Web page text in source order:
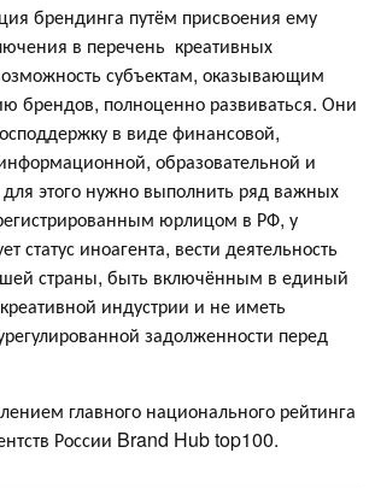
брендинга путём присвоения ему
в перечень креативных
субъектам, оказывающим
брендов, полноценно развиваться. Они
в виде финансовой,
образовательной и
этого нужно выполнить ряд важных
юрлицом в РФ, у
статус иноагента, вести деятельность
страны, быть включённым в единый
индустрии и не иметь
задолженности перед
главного национального рейтинга
России Brand Hub top100.